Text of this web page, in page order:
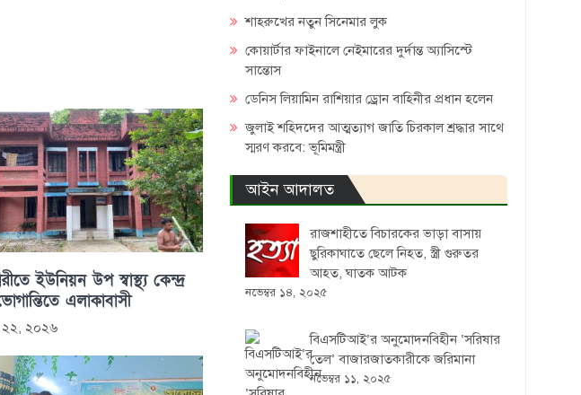
ইউনিয়ন উপ স্বাস্থ্য কেন্দ্র
এলাকাবাসী
২২, ২০২৬
শাহরুখের নতুন সিনেমার লুক
কোয়ার্টার ফাইনালে নেইমারের দুর্দান্ত অ্যাসিস্টে
সান্তোস
ডেনিস লিয়ামিন রাশিয়ার ড্রোন বাহিনীর প্রধান হলেন
জুলাই শহিদদের আত্মত্যাগ জাতি চিরকাল শ্রদ্ধার সাথে
স্মরণ করবে: ভূমিমন্ত্রী
আইন আদালত
রাজশাহীতে বিচারকের ভাড়া বাসায়
ছুরিকাঘাতে ছেলে নিহত, স্ত্রী গুরুতর
আহত, ঘাতক আটক
নভেম্বর ১৪, ২০২৫
বিএসটিআই’র অনুমোদনবিহীন ‘সরিষার
তেল’ বাজারজাতকারীকে জরিমানা
নভেম্বর ১১, ২০২৫